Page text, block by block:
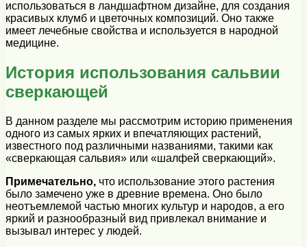
использоваться в ландшафтном дизайне, для создания
красивых клумб и цветочных композиций. Оно также
имеет лечебные свойства и используется в народной
медицине.
История использования сальвии
сверкающей
В данном разделе мы рассмотрим историю применения
одного из самых ярких и впечатляющих растений,
известного под различными названиями, такими как
«сверкающая сальвия» или «шалфей сверкающий».
Примечательно, что использование этого растения
было замечено уже в древние времена. Оно было
неотъемлемой частью многих культур и народов, а его
яркий и разнообразный вид привлекал внимание и
вызывал интерес у людей.